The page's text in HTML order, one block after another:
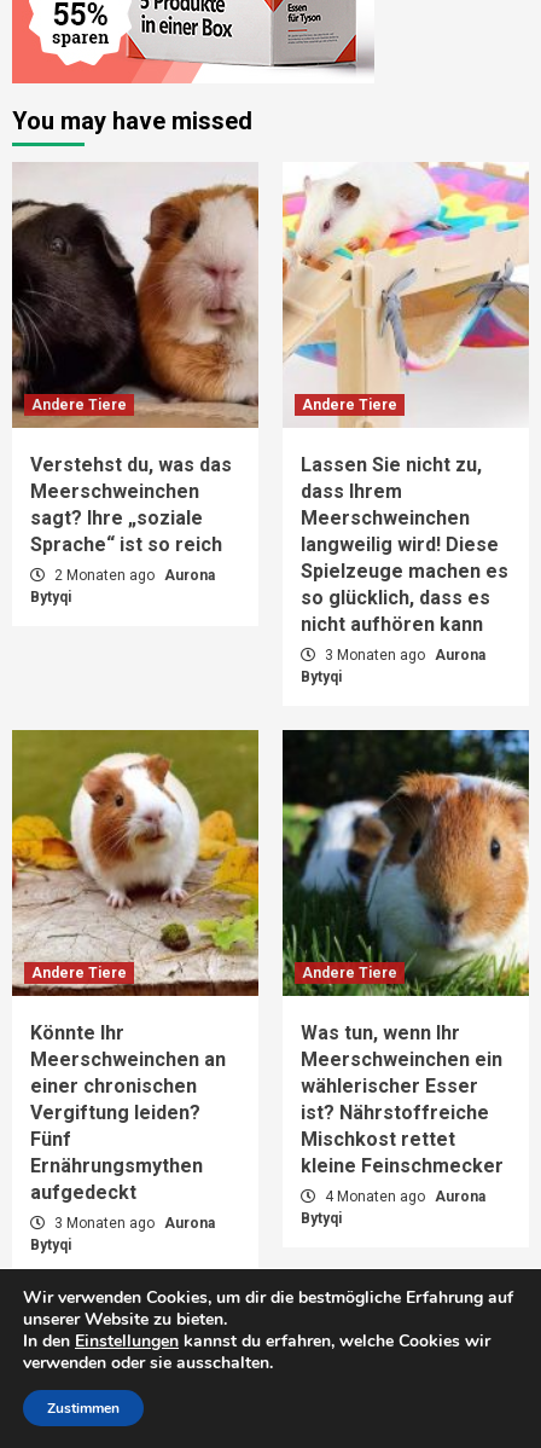
You may have missed
Andere Tiere
Verstehst du, was das
Meerschweinchen
sagt? Ihre „soziale
Sprache“ ist so reich
2 Monaten ago Aurona
Bytyqi
Andere Tiere
Lassen Sie nicht zu,
dass Ihrem
Meerschweinchen
langweilig wird! Diese
Spielzeuge machen es
so glücklich, dass es
nicht aufhören kann
3 Monaten ago Aurona
Bytyqi
Andere Tiere
Könnte Ihr
Meerschweinchen an
einer chronischen
Vergiftung leiden?
Fünf
Ernährungsmythen
aufgedeckt
3 Monaten ago Aurona
Bytyqi
Andere Tiere
Was tun, wenn Ihr
Meerschweinchen ein
wählerischer Esser
ist? Nährstoffreiche
Mischkost rettet
kleine Feinschmecker
4 Monaten ago Aurona
Bytyqi
Wir verwenden Cookies, um dir die bestmögliche Erfahrung auf
unserer Website zu bieten.
In den Einstellungen kannst du erfahren, welche Cookies wir
verwenden oder sie ausschalten.
Zustimmen